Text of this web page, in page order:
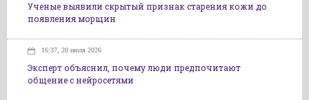
Ученые выявили скрытый признак старения кожи до
появления морщин
16:37, 20 июля 2026
Эксперт объяснил, почему люди предпочитают
общение с нейросетями